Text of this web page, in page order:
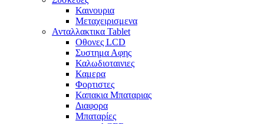
Καινουρια
Μεταχειρισμενα
Ανταλλακτικα Tablet
Οθονες LCD
Συστημα Αφης
Καλωδιοταινιες
Καμερα
Φορτιστες
Καπακια Μπαταριας
Διαφορα
Μπαταρίες